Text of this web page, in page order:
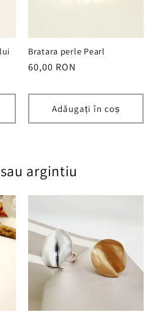
Bratara perle Pearl
Preț
60,00 RON
Adăugați în coș
argintiu